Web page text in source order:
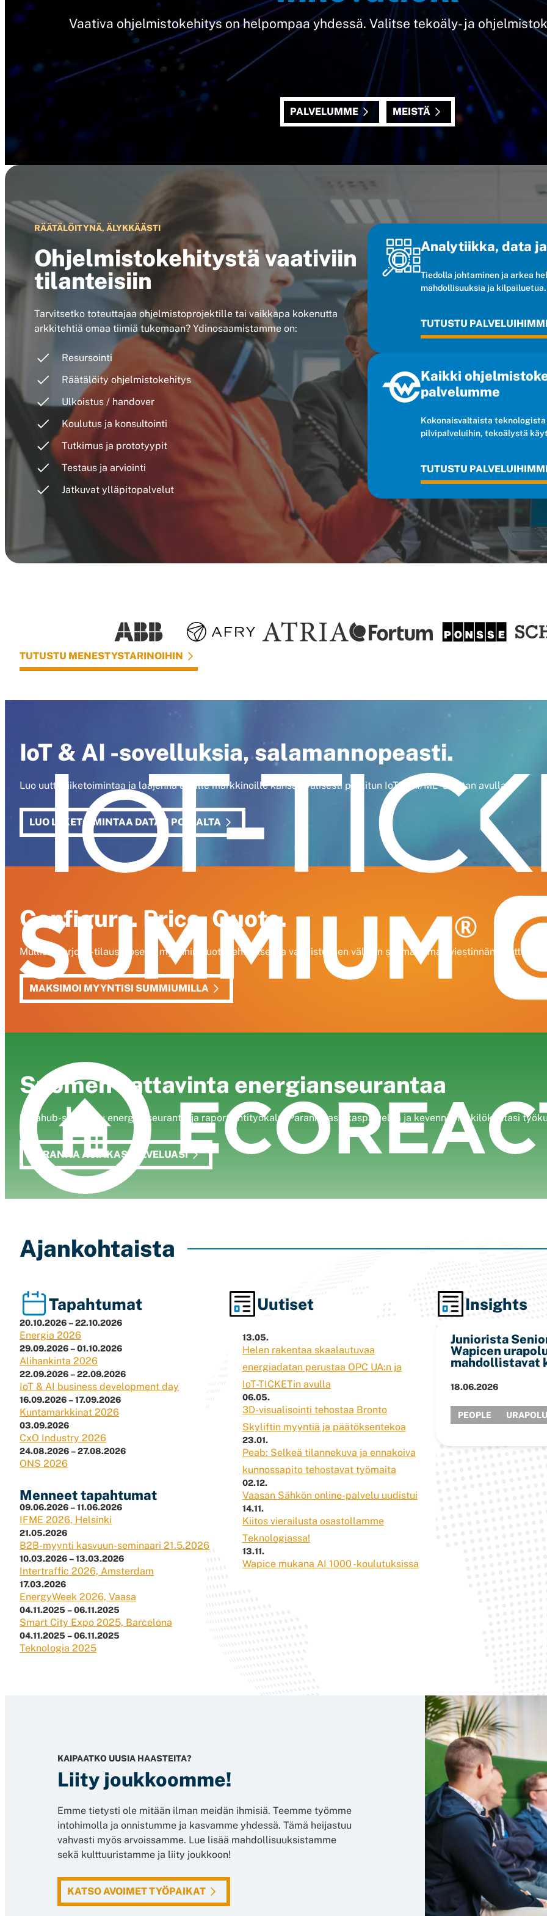
Vaativa ohjelmistokehitys on helpompaa yhdessä. Valitse tekoäly- ja
PALVELUMME MEISTÄ
RÄÄTÄLÖITYNÄ, ÄLYKKÄÄSTI
Ohjelmistokehitystä vaativiin
tilanteisiin
Tarvitsetko toteuttajaa ohjelmistoprojektille tai vaikkapa kokenutta
arkkitehtiä omaa tiimiä tukemaan? Ydinosaamistamme on:
Resursointi
Räätälöity ohjelmistokehitys
Ulkoistus / handover
Koulutus ja konsultointi
Tutkimus ja prototyypit
Testaus ja arviointi
Jatkuvat ylläpitopalvelut
Analytiikka, data
Tiedolla johtaminen ja arkea
mahdollisuuksia ja kilpailuetua.
TUTUSTU
Kaikki
palvelumme
Kokonaisvaltaista
pilvipalveluihin, tekoälystä
TUTUSTU
TUTUSTU MENESTYSTARINOIHIN
IoT & AI -sovelluksia, salamannopeasti.
Luo uutta liiketoimintaa ja laajenna uusille markkinoille kansainvälisesti palkitun IoT & AI/ML -alustan avulla.
LUO LIIKETOIMINTAA DATAN POHJALTA
Configure. Price. Quote.
Mullista tarjous-tilausprosessi myynnin, tuotekehityksen ja valmistuksen välisen saumattoman viestinnän kautta.
MAKSIMOI MYYNTISI SUMMIUMILLA
Suomen kattavinta energianseurantaa
Datahub-sertifioitu energianseuranta- ja raportointityökalu. Paranna asiakaspalvelua ja kevennä henkilökuntasi
PARANNA ASIAKASPALVELUASI
Ajankohtaista
Tapahtumat
20.10.2026 – 22.10.2026
Energia 2026
29.09.2026 – 01.10.2026
Alihankinta 2026
22.09.2026 – 22.09.2026
IoT & AI business development day
16.09.2026 – 17.09.2026
Kuntamarkkinat 2026
03.09.2026
CxO Industry 2026
24.08.2026 – 27.08.2026
ONS 2026
Menneet tapahtumat
09.06.2026 – 11.06.2026
IFME 2026, Helsinki
21.05.2026
B2B-myynti kasvuun-seminaari 21.5.2026
10.03.2026 – 13.03.2026
Intertraffic 2026, Amsterdam
17.03.2026
EnergyWeek 2026, Vaasa
04.11.2025 – 06.11.2025
Smart City Expo 2025, Barcelona
04.11.2025 – 06.11.2025
Teknologia 2025
Uutiset
13.05.
Helen rakentaa skaalautuvaa
energiadatan perustaa OPC UA:n ja
IoT-TICKETin avulla
06.05.
3D-visualisointi tehostaa Bronto
Skyliftin myyntiä ja päätöksentekoa
23.01.
Peab: Selkeä tilannekuva ja ennakoiva
kunnossapito tehostavat työmaita
02.12.
Vaasan Sähkön online-palvelu uudistui
14.11.
Kiitos vierailusta osastollamme
Teknologiassa!
13.11.
Wapice mukana AI 1000 -koulutuksissa
Insights
Juniorista
Wapicen
mahdollistavat
18.06.2026
PEOPLE
KAIPAATKO UUSIA HAASTEITA?
Liity joukkoomme!
Emme tietysti ole mitään ilman meidän ihmisiä. Teemme työmme
intohimolla ja onnistumme ja kasvamme yhdessä. Tämä heijastuu
vahvasti myös arvoissamme. Lue lisää mahdollisuuksistamme
sekä kulttuuristamme ja liity joukkoon!
KATSO AVOIMET TYÖPAIKAT